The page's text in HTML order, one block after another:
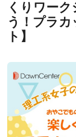
くりワー
う！プラカ
ト】